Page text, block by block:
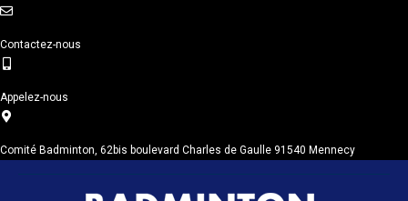
Contactez-nous
Appelez-nous
Comité Badminton, 62bis boulevard Charles de Gaulle 91540 Mennecy